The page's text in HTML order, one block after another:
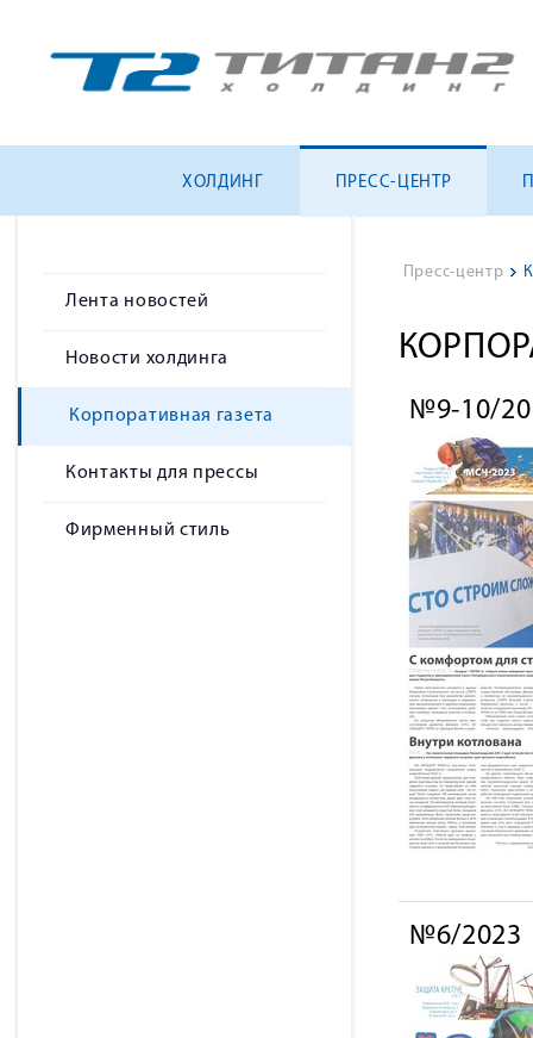
ХОЛДИНГ ПРЕСС-ЦЕНТР
Лента новостей
Новости холдинга
Корпоративная газета
Контакты для прессы
Фирменный стиль
Пресс-центр >
№9-10/
№6/2023